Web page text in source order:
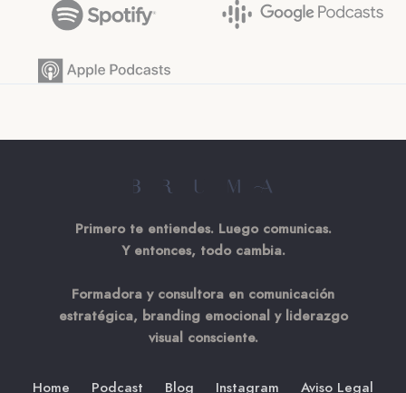
Primero te entiendes. Luego comunicas.
Y entonces, todo cambia.
Formadora y consultora en comunicación
estratégica, branding emocional y liderazgo
visual consciente.
Home Podcast Blog Instagram Aviso Legal